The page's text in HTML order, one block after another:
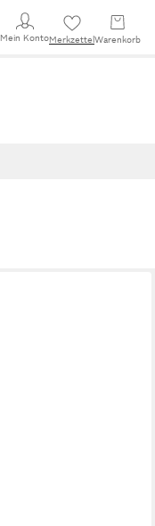
Mein KontoMerkzettel Warenkorb